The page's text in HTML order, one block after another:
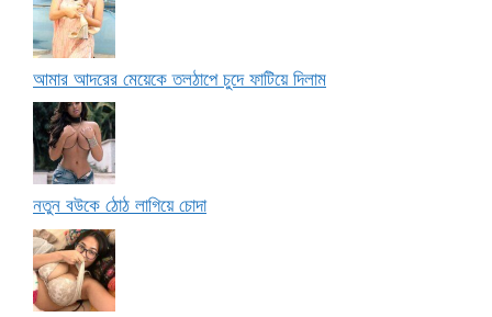
আমার আদরের মেয়েকে তলঠাপে চুদে ফাটিয়ে দিলাম
নতুন বউকে ঠোঠ লাগিয়ে চোদা